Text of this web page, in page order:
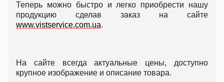
Теперь можно быстро и легко приобрести нашу
продукцию сделав заказ на сайте
www.vistservice.com.ua.
На сайте всегда актуальные цены, доступно
крупное изображение и описание товара.